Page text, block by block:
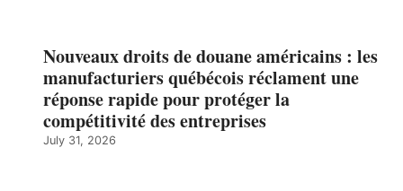
Nouveaux droits de douane américains : les
manufacturiers québécois réclament une
réponse rapide pour protéger la
compétitivité des entreprises
July 31, 2026